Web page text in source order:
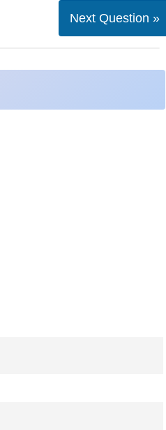
Next Question »